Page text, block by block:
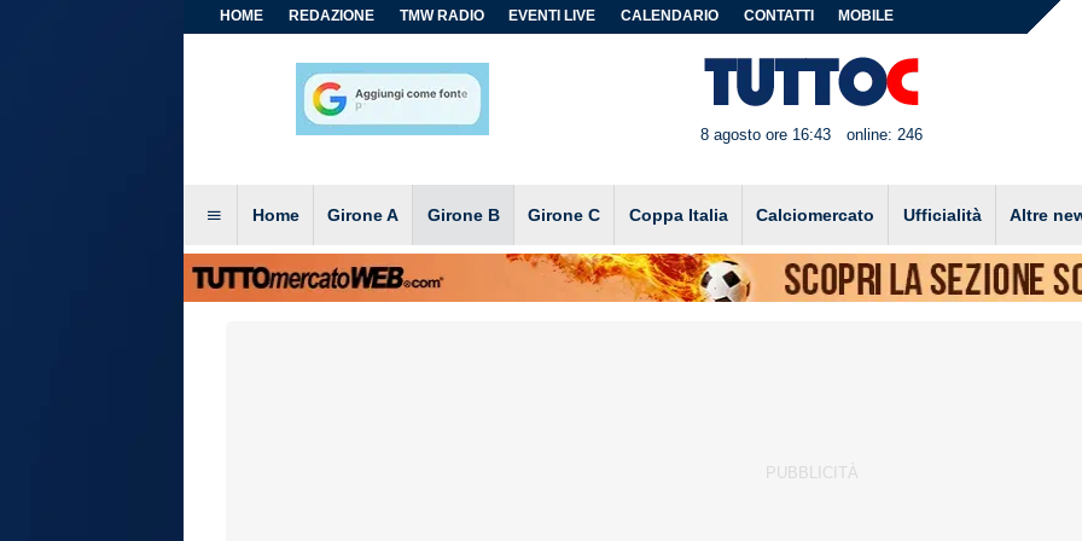
HOME REDAZIONE TMW RADIO EVENTI LIVE CALENDARIO CONTATTI MOBILE
8 agosto ore 16:43 online: 246
Home Girone A Girone B Girone C Coppa Italia Calciomercato Ufficialità Altre